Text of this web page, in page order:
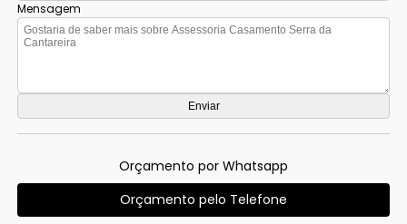
Mensagem
Orçamento por Whatsapp
Orçamento pelo Telefone